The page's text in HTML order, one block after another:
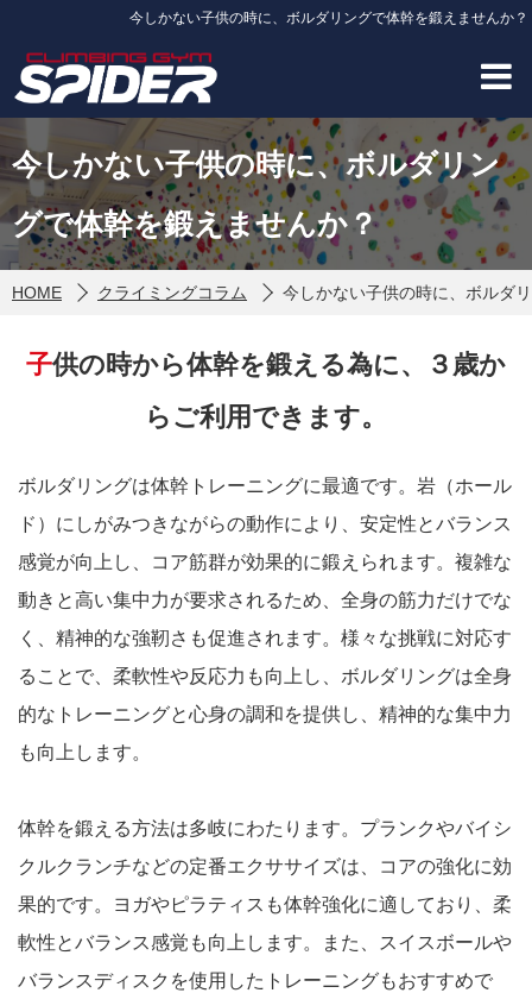
今しかない子供の時に、ボルダリングで体幹を鍛えませんか？
今しかない子供の時に、ボルダリン
グで体幹を鍛えませんか？
HOME クライミングコラム 今しかない子供の時に、ボルダ
子供の時から体幹を鍛える為に、３歳か
らご利用できます。
ボルダリングは体幹トレーニングに最適です。岩（ホール
ド）にしがみつきながらの動作により、安定性とバランス
感覚が向上し、コア筋群が効果的に鍛えられます。複雑な
動きと高い集中力が要求されるため、全身の筋力だけでな
く、精神的な強靭さも促進されます。様々な挑戦に対応す
ることで、柔軟性や反応力も向上し、ボルダリングは全身
的なトレーニングと心身の調和を提供し、精神的な集中力
も向上します。
体幹を鍛える方法は多岐にわたります。プランクやバイシ
クルクランチなどの定番エクササイズは、コアの強化に効
果的です。ヨガやピラティスも体幹強化に適しており、柔
軟性とバランス感覚も向上します。また、スイスボールや
バランスディスクを使用したトレーニングもおすすめで